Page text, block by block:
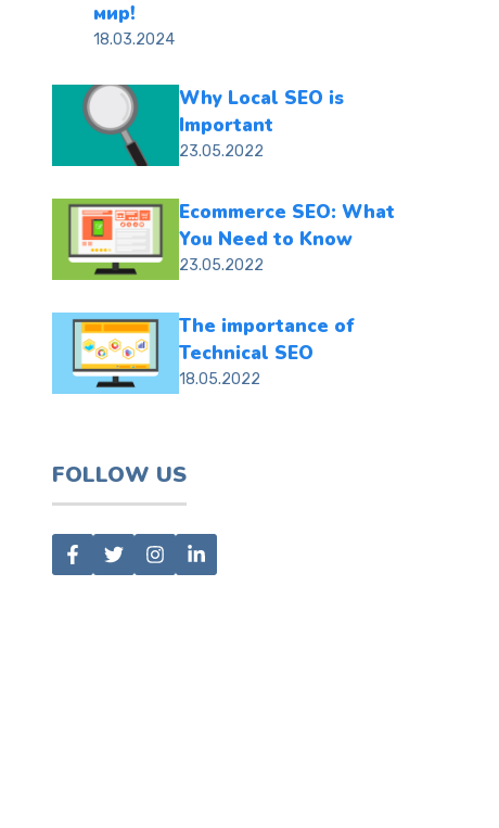
мир!
18.03.2024
Why Local SEO is
Important
23.05.2022
Ecommerce SEO: What
You Need to Know
23.05.2022
The importance of
Technical SEO
18.05.2022
FOLLOW US